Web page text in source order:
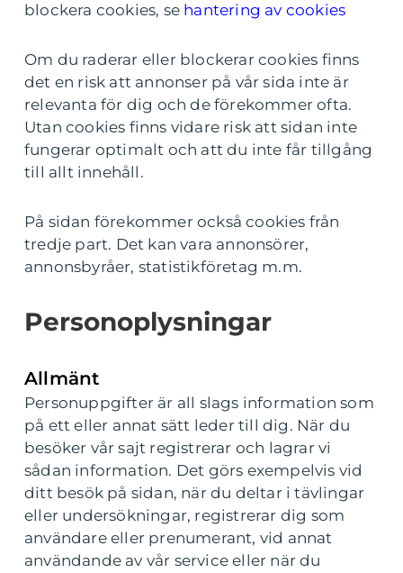
blockera cookies, se hantering av cookies
Om du raderar eller blockerar cookies finns
det en risk att annonser på vår sida inte är
relevanta för dig och de förekommer ofta.
Utan cookies finns vidare risk att sidan inte
fungerar optimalt och att du inte får tillgång
till allt innehåll.
På sidan förekommer också cookies från
tredje part. Det kan vara annonsörer,
annonsbyråer, statistikföretag m.m.
Personoplysningar
Allmänt
Personuppgifter är all slags information som
på ett eller annat sätt leder till dig. När du
besöker vår sajt registrerar och lagrar vi
sådan information. Det görs exempelvis vid
ditt besök på sidan, när du deltar i tävlingar
eller undersökningar, registrerar dig som
användare eller prenumerant, vid annat
användande av vår service eller när du